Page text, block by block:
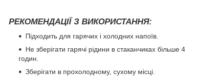
РЕКОМЕНДАЦІЇ З ВИКОРИСТАННЯ:
Підходить для гарячих і холодних напоїв.
Не зберігати гарячі рідини в стаканчиках більше 4
годин.
Зберігати в прохолодному, сухому місці.